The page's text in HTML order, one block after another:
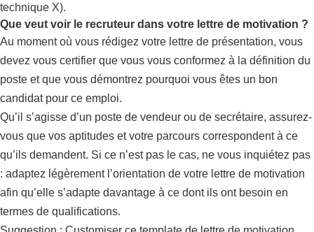
technique X).
Que veut voir le recruteur dans votre lettre de motivation ?
Au moment où vous rédigez votre lettre de présentation, vous
devez vous certifier que vous vous conformez à la définition du
poste et que vous démontrez pourquoi vous êtes un bon
candidat pour ce emploi.
Qu’il s’agisse d’un poste de vendeur ou de secrétaire, assurez-
vous que vos aptitudes et votre parcours correspondent à ce
qu’ils demandent. Si ce n’est pas le cas, ne vous inquiétez pas
: adaptez légèrement l’orientation de votre lettre de motivation
afin qu’elle s’adapte davantage à ce dont ils ont besoin en
termes de qualifications.